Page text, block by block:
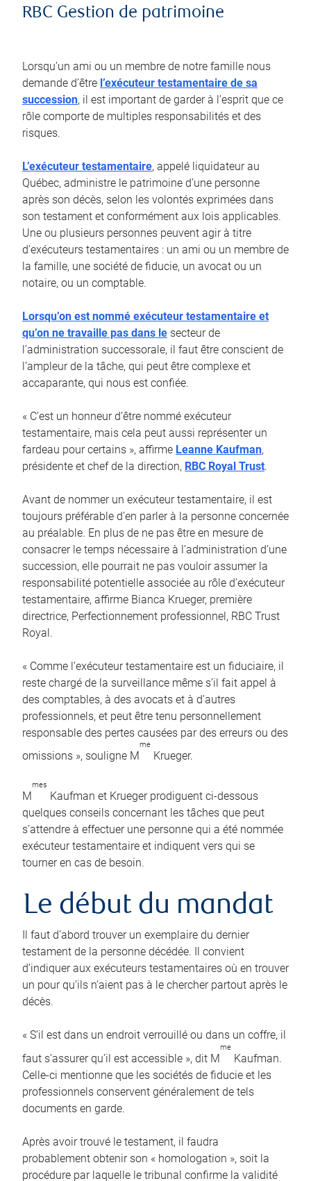
RBC Gestion de patrimoine
Lorsqu’un ami ou un membre de notre famille nous
demande d’être l’exécuteur testamentaire de sa
succession, il est important de garder à l’esprit que ce
rôle comporte de multiples responsabilités et des
risques.
L’exécuteur testamentaire, appelé liquidateur au
Québec, administre le patrimoine d’une personne
après son décès, selon les volontés exprimées dans
son testament et conformément aux lois applicables.
Une ou plusieurs personnes peuvent agir à titre
d’exécuteurs testamentaires : un ami ou un membre de
la famille, une société de fiducie, un avocat ou un
notaire, ou un comptable.
Lorsqu’on est nommé exécuteur testamentaire et
qu’on ne travaille pas dans le secteur de
l’administration successorale, il faut être conscient de
l’ampleur de la tâche, qui peut être complexe et
accaparante, qui nous est confiée.
« C’est un honneur d’être nommé exécuteur
testamentaire, mais cela peut aussi représenter un
fardeau pour certains », affirme Leanne Kaufman,
présidente et chef de la direction, RBC Royal Trust.
Avant de nommer un exécuteur testamentaire, il est
toujours préférable d’en parler à la personne concernée
au préalable. En plus de ne pas être en mesure de
consacrer le temps nécessaire à l’administration d’une
succession, elle pourrait ne pas vouloir assumer la
responsabilité potentielle associée au rôle d’exécuteur
testamentaire, affirme Bianca Krueger, première
directrice, Perfectionnement professionnel, RBC Trust
Royal.
« Comme l’exécuteur testamentaire est un fiduciaire, il
reste chargé de la surveillance même s’il fait appel à
des comptables, à des avocats et à d’autres
professionnels, et peut être tenu personnellement
responsable des pertes causées par des erreurs ou des
omissions », souligne M
me
Krueger.
M
mes
Kaufman et Krueger prodiguent ci-dessous
quelques conseils concernant les tâches que peut
s’attendre à effectuer une personne qui a été nommée
exécuteur testamentaire et indiquent vers qui se
tourner en cas de besoin.
Le début du mandat
Il faut d’abord trouver un exemplaire du dernier
testament de la personne décédée. Il convient
d’indiquer aux exécuteurs testamentaires où en trouver
un pour qu’ils n’aient pas à le chercher partout après le
décès.
« S’il est dans un endroit verrouillé ou dans un coffre, il
faut s’assurer qu’il est accessible », dit M
me
Kaufman.
Celle-ci mentionne que les sociétés de fiducie et les
professionnels conservent généralement de tels
documents en garde.
Après avoir trouvé le testament, il faudra
probablement obtenir son « homologation », soit la
procédure par laquelle le tribunal confirme la validité